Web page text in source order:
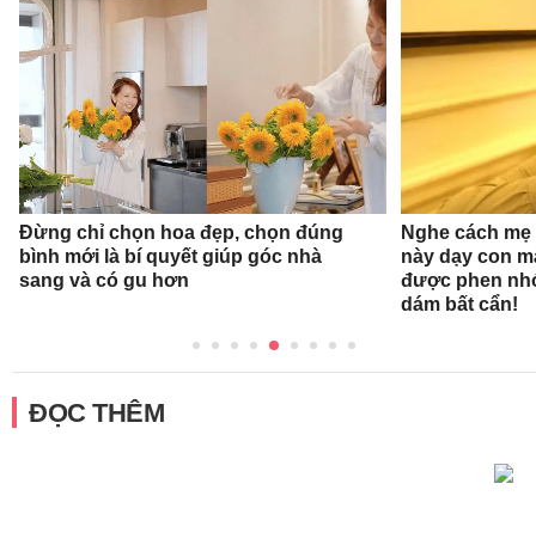
Đừng chỉ chọn hoa đẹp, chọn đúng
bình mới là bí quyết giúp góc nhà
sang và có gu hơn
Nghe cách
này dạy con
được phen
dám bất cẩn!
ĐỌC THÊM